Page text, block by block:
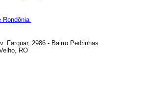
Farquar, 2986 - Bairro Pedrinhas
RO